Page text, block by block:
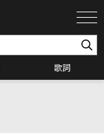
歌詞